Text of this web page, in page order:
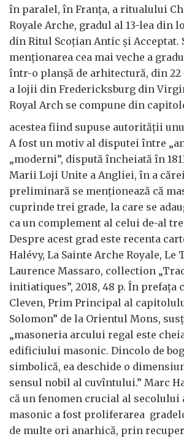
în paralel, în Franța, a ritualului
Royale Arche, gradul al 13-lea din
din Ritul Scoțian Antic și Acceptat.
menționarea cea mai veche a
într-o planșă de arhitectură, din 22
a lojii din Fredericksburg din
Royal Arch se compune din
acestea fiind supuse autorității
A fost un motiv al disputei între
„moderni”, dispută încheiată în
Marii Loji Unite a Angliei, în a
preliminară se menționează că
cuprinde trei grade, la care se
ca un complement al celui de-al
Despre acest grad este recenta
Halévy, La Sainte Arche Royale, Le
Laurence Massaro, collection
initiatiques”, 2018, 48 p. În prefața
Cleven, Prim Principal al
Solomon” de la Orientul Mons,
„masoneria arcului regal este
edificiului masonic. Dincolo de
simbolică, ea deschide o
sensul nobil al cuvîntului.” Marc
că un fenomen crucial al secolului
masonic a fost proliferarea
de multe ori anarhică, prin